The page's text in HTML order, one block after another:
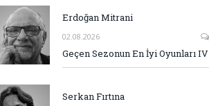
Erdoğan Mitrani
02.08.2026
Geçen Sezonun En İyi Oyunları IV
Serkan Fırtına